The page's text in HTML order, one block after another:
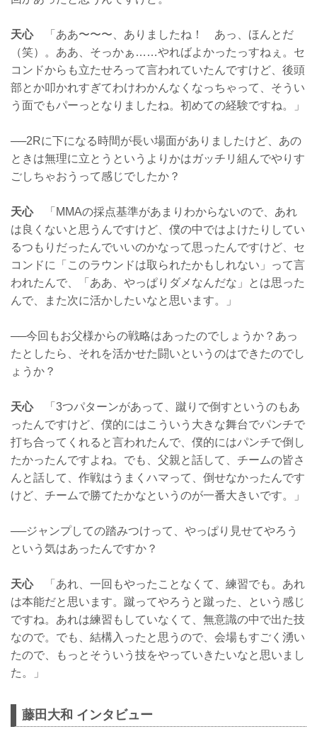
天心「ああ〜〜〜、ありましたね！ あっ、ほんとだ
（笑）。ああ、そっかぁ……やればよかったっすねぇ。セ
コンドからも立たせろって言われていたんですけど、後頭
部とか叩かれすぎてわけわかんなくなっちゃって、そうい
う面でもパーっとなりましたね。初めての経験ですね。」
──2Rに下になる時間が長い場面がありましたけど、あの
ときは無理に立とうというよりかはガッチリ組んでやりす
ごしちゃおうって感じでしたか？
天心「MMAの採点基準があまりわからないので、あれ
は良くないと思うんですけど、僕の中ではよけたりしてい
るつもりだったんでいいのかなって思ったんですけど、セ
コンドに「このラウンドは取られたかもしれない」って言
われたんで、「ああ、やっぱりダメなんだな」とは思った
んで、また次に活かしたいなと思います。」
──今回もお父様からの戦略はあったのでしょうか？あっ
たとしたら、それを活かせた闘いというのはできたのでし
ょうか？
天心「3つパターンがあって、蹴りで倒すというのもあ
ったんですけど、僕的にはこういう大きな舞台でパンチで
打ち合ってくれると言われたんで、僕的にはパンチで倒し
たかったんですよね。でも、父親と話して、チームの皆さ
んと話して、作戦はうまくハマって、倒せなかったんです
けど、チームで勝てたかなというのが一番大きいです。」
──ジャンプしての踏みつけって、やっぱり見せてやろう
という気はあったんですか？
天心「あれ、一回もやったことなくて、練習でも。あれ
は本能だと思います。蹴ってやろうと蹴った、という感じ
ですね。あれは練習もしていなくて、無意識の中で出た技
なので。でも、結構入ったと思うので、会場もすごく湧い
たので、もっとそういう技をやっていきたいなと思いまし
た。」
藤田大和 インタビュー